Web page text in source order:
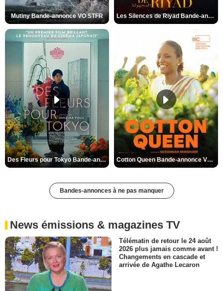
Mutiny Bande-annonce VO STFR Les Silences de Riyad Bande-annonce VO STFR
Des Fleurs pour Tokyo Bande-annonce VO STFR Cotton Queen Bande-annonce VO STFR
Bandes-annonces à ne pas manquer
News émissions & magazines TV
Télématin de retour le 24 août
2026 plus jamais comme avant !
Changements en cascade et
arrivée de Agathe Lecaron